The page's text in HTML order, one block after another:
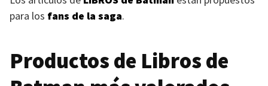
para los fans de la saga.
Productos de Libros de